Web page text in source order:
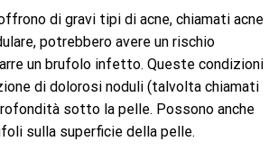
di gravi tipi di acne, chiamati acne
potrebbero avere un rischio
un brufolo infetto. Queste condizioni
di dolorosi noduli (talvolta chiamati
sotto la pelle. Possono anche
sulla superficie della pelle.